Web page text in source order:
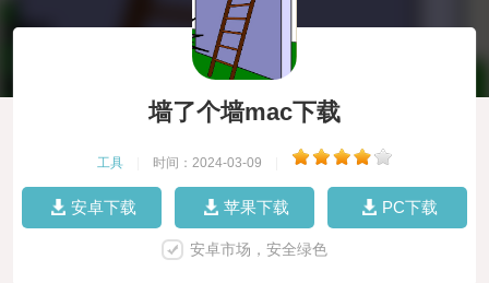
墙了个墙mac下载
工具 时间：2024-03-09
安卓下载 苹果下载 PC下载
安卓市场，安全绿色